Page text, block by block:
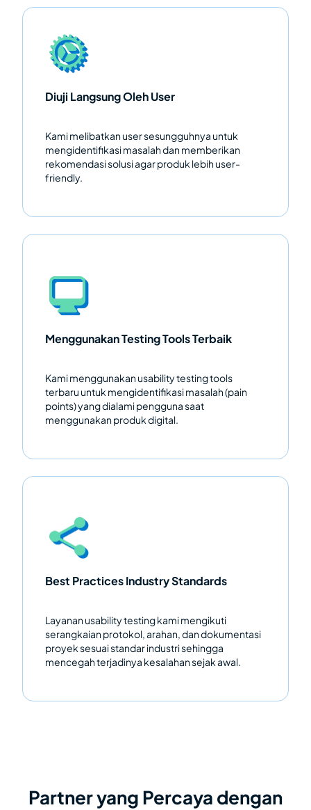
Diuji Langsung Oleh User
Kami melibatkan user sesungguhnya untuk
mengidentifikasi masalah dan memberikan
rekomendasi solusi agar produk lebih user-
friendly.
Menggunakan Testing Tools Terbaik
Kami menggunakan usability testing tools
terbaru untuk mengidentifikasi masalah (pain
points) yang dialami pengguna saat
menggunakan produk digital.
Best Practices Industry Standards
Layanan usability testing kami mengikuti
serangkaian protokol, arahan, dan dokumentasi
proyek sesuai standar industri sehingga
mencegah terjadinya kesalahan sejak awal.
Partner yang Percaya dengan